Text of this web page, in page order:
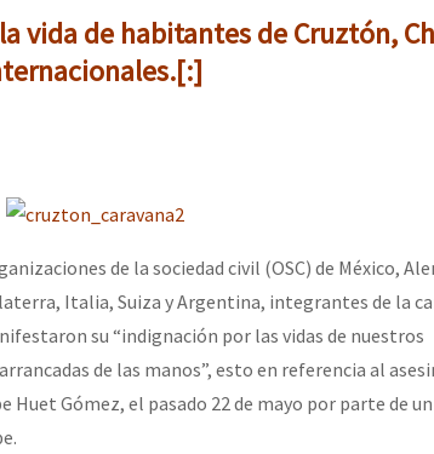
vida de habitantes de Cruztón,
de la sociedad civil (OSC) de México,
Italia, Suiza y Argentina, integrantes de la
su “indignación por las vidas de nuestros
de las manos”, esto en referencia al
Gómez, el pasado 22 de mayo por parte de